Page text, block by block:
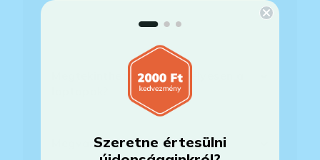
Megtekinthetőek-e személyesen a
Megvan még a készülék?
Szeretne értesülni